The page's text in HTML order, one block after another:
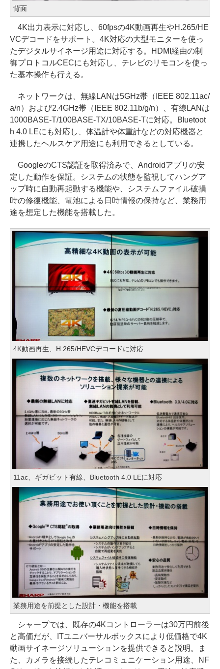
背面
4K出力表示に対応し、60fpsの4K動画再生やH.265/HE
VCデコードをサポート。4K対応の大型モニターを使っ
たデジタルサイネージ用途に対応する。HDMI経由の制
御プロトコルCECにも対応し、テレビのリモコンを使っ
た基本操作も行える。
ネットワークは、無線LANは5GHz帯（IEEE 802.11ac/
a/n）および2.4GHz帯（IEEE 802.11b/g/n）、有線LANは
1000BASE-T/100BASE-TX/10BASE-Tに対応。Bluetoot
h 4.0 LEにも対応し、体温計や体重計などの対応機器と
連携したヘルスケア用途にも利用できるとしている。
GoogleのCTS認証を取得済みで、Androidアプリの安
定した動作を保証。システムの状態を監視してハングア
ップ時に自動再起動する機能や、システムファイル破損
時の修復機能、電池による日時情報の保持など、業務用
途を想定した機能を搭載した。
4K動画再生、H.265/HEVCデコードに対応
11ac、ギガビット有線、Bluetooth 4.0 LEに対応
業務用途を前提とした設計・機能を搭載
シャープでは、既存の4Kコントローラーは30万円前後
と高価だが、ITユニバーサルボックスにより低価格で4K
動画サイネージソリューションを提供できると説明。ま
た、カメラを接続したテレコミュニケーション用途、NF